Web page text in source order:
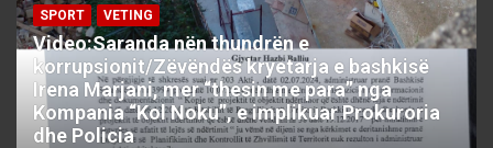
SPORT
VETING
Video:Saranda nën thundrën e
korrupsionit/Zëvëndës kryetarja e bashkisë
Irena Marjani, mer “thesin me para” nga
Kompania “Kol Noku”, e implikuar Prokuroria
dhe Policia